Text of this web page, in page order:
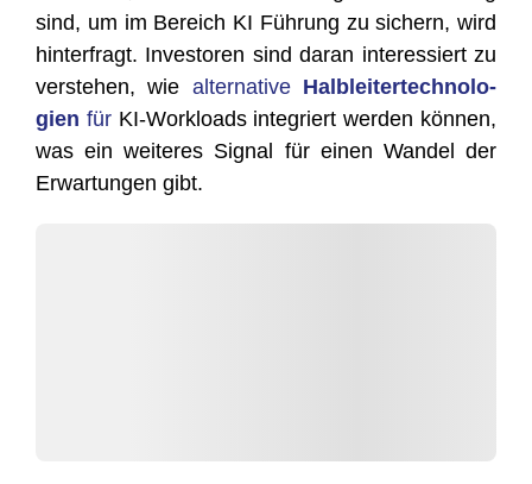
sind, um im Bereich KI Füh­rung zu sichern, wird
hin­ter­fragt. Inves­to­ren sind dar­an inter­es­siert zu
ver­ste­hen, wie alter­na­ti­ve Halb­lei­ter­tech­no­lo­
gien fürKI-Workloads inte­griert wer­den kön­nen,
was ein wei­te­res Signal für einen Wan­del der
Erwar­tun­gen gibt.